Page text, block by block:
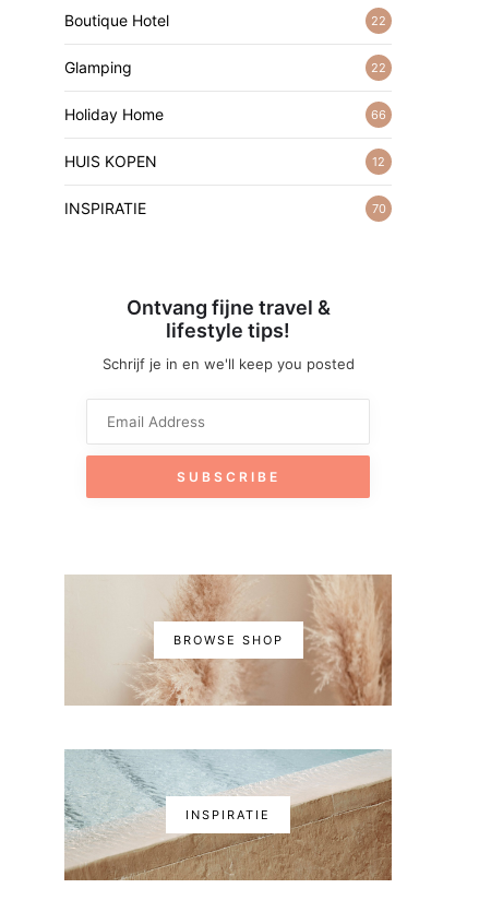
Boutique Hotel 22
Glamping 22
Holiday Home 66
HUIS KOPEN 12
INSPIRATIE 70
Ontvang fijne travel &
lifestyle tips!
Schrijf je in en we'll keep you posted
BROWSE SHOP
INSPIRATIE